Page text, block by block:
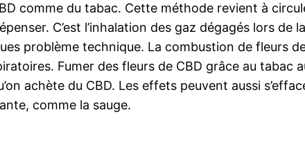
comme du tabac. Cette méthode revient à
C’est l’inhalation des gaz dégagés lors de
problème technique. La combustion de fleurs
Fumer des fleurs de CBD grâce au tabac
achète du CBD. Les effets peuvent aussi
comme la sauge.